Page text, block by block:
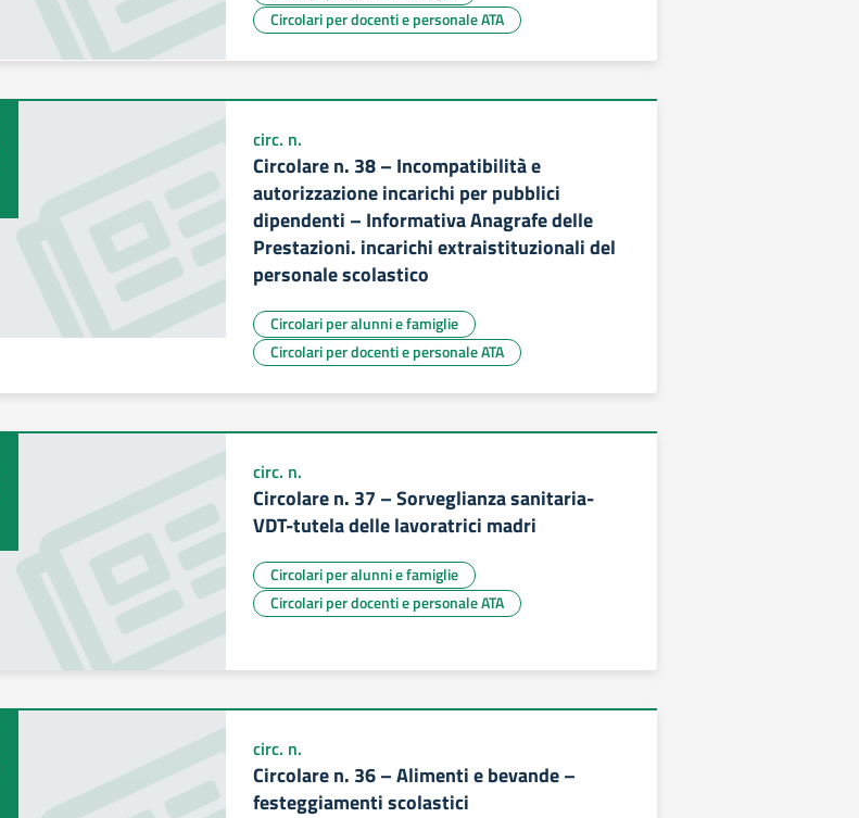
Circolari per docenti e personale ATA
circ. n.
Circolare n. 38 – Incompatibilità e
autorizzazione incarichi per pubblici
dipendenti – Informativa Anagrafe delle
Prestazioni. incarichi extraistituzionali del
personale scolastico
Circolari per alunni e famiglie
Circolari per docenti e personale ATA
circ. n.
Circolare n. 37 – Sorveglianza sanitaria-
VDT-tutela delle lavoratrici madri
Circolari per alunni e famiglie
Circolari per docenti e personale ATA
circ. n.
Circolare n. 36 – Alimenti e bevande –
festeggiamenti scolastici